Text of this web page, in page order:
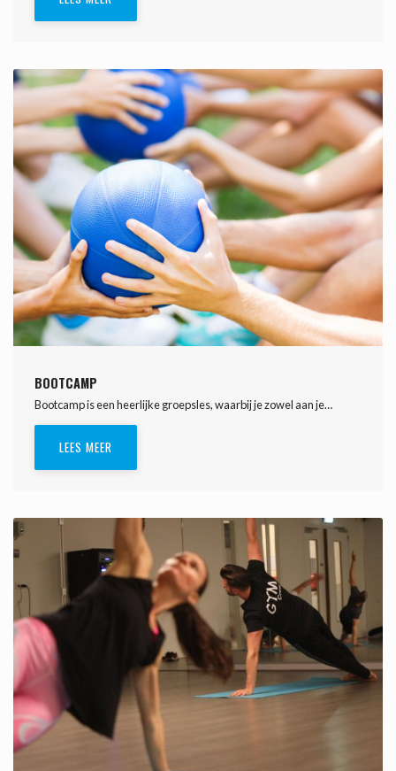
BOOTCAMP
Bootcamp is een heerlijke groepsles, waarbij je zowel aan je…
LEES MEER